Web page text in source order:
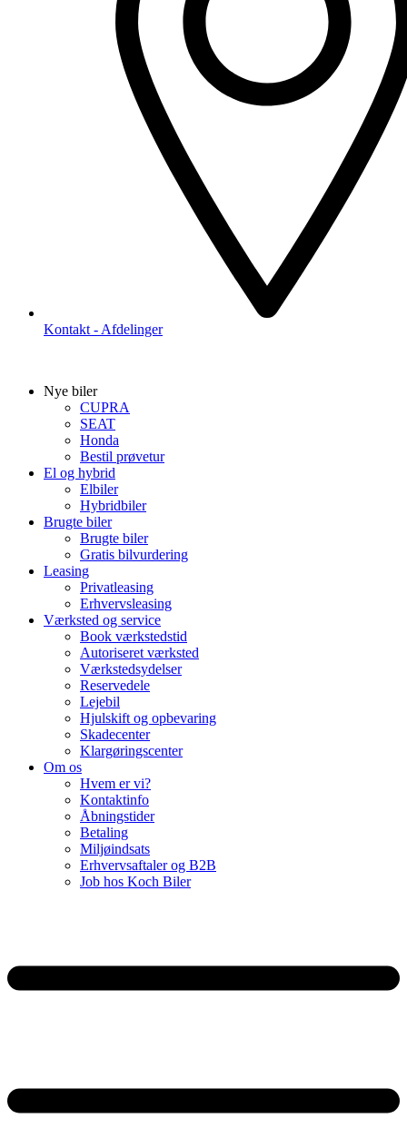
Kontakt - Afdelinger
Nye biler
CUPRA
SEAT
Honda
Bestil prøvetur
El og hybrid
Elbiler
Hybridbiler
Brugte biler
Brugte biler
Gratis bilvurdering
Leasing
Privatleasing
Erhvervsleasing
Værksted og service
Book værkstedstid
Autoriseret værksted
Værkstedsydelser
Reservedele
Lejebil
Hjulskift og opbevaring
Skadecenter
Klargøringscenter
Om os
Hvem er vi?
Kontaktinfo
Åbningstider
Betaling
Miljøindsats
Erhvervsaftaler og B2B
Job hos Koch Biler